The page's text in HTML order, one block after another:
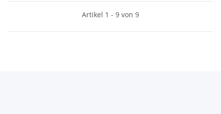
Artikel 1 - 9 von 9